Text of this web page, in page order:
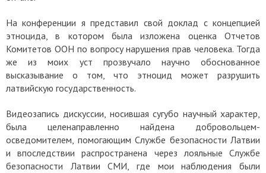
На конференции я представил свой доклад с концепцией
этноцида, в котором была изложена оценка Отчетов
Комитетов ООН по вопросу нарушения прав человека. Тогда
же из моих уст прозвучало научно обоснованное
высказывание о том, что этноцид может разрушить
латвийскую государственность.
Видеозапись дискуссии, носившая сугубо научный характер,
была целенаправленно найдена добровольцем-
осведомителем, помогающим Службе безопасности Латвии
и впоследствии распространена через лояльные Службе
безопасности Латвии СМИ, где мои наблюдения были